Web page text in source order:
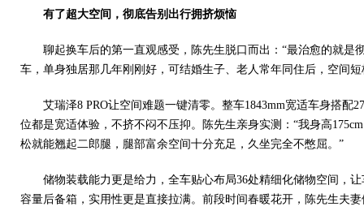
有了超大空间， 彻底告别出行拥挤烦恼
聊起换车后的第一直观感受，陈先生脱口而出：“最治愈的就是
车，单身独居那几年刚刚好，可结婚生子、老人常年同住后，空间
艾瑞泽8 PRO让空间难题一键清零。整车1843mm宽适车身搭配
位都是宽适体验，不挤不闷不压抑。陈先生亲身实测：“我身高
松就能翘起二郎腿，腿部富余空间十分充足，久坐完全不憋屈。”
储物装载能力更是给力，全车贴心布局36处精细化储物空间，
容量后备箱，实用性更是直接拉满。前段时间春暖花开，陈先生夫